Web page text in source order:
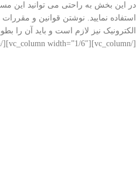
در این بخش به راحتی می توانید این
استفاده نمایید. نوشتن قوانین و
[/vc_column][vc_column width=”1/6″][/vc_column][/vc_row]